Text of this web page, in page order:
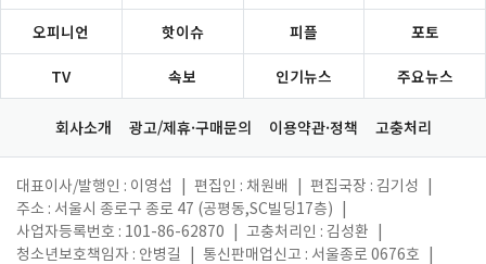
오피니언 핫이슈 피플 포토
TV 속보 인기뉴스 주요뉴스
회사소개 광고/제휴·구매문의 이용약관·정책 고충처리
대표이사/발행인 : 이영섭 편집인 : 채원배 편집국장 : 김기성
주소 : 서울시 종로구 종로 47 (공평동,SC빌딩17층)
사업자등록번호 : 101-86-62870
고충처리인 : 김성환
청소년보호책임자 : 안병길
통신판매업신고 : 서울종로 0676호